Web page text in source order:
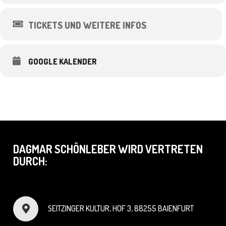
TICKETS UND WEITERE INFOS
GOOGLE KALENDER
DAGMAR SCHÖNLEBER WIRD VERTRETEN
DURCH:
SEITZINGER KULTUR, HOF 3, 88255 BAIENFURT